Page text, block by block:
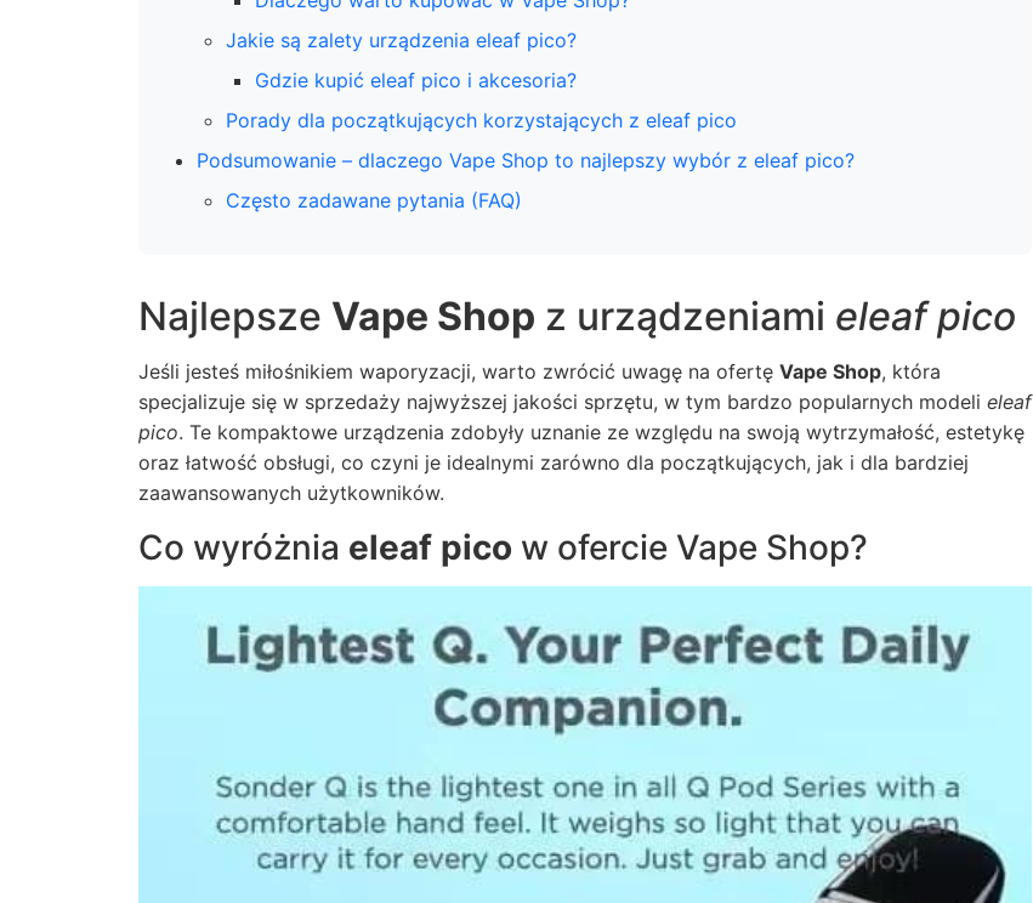
Jakie są zalety urządzenia eleaf pico?
Gdzie kupić eleaf pico i akcesoria?
Porady dla początkujących korzystających z eleaf pico
Podsumowanie – dlaczego Vape Shop to najlepszy wybór z eleaf pico?
Często zadawane pytania (FAQ)
Najlepsze Vape Shop z urządzeniami eleaf pico
Jeśli jesteś miłośnikiem waporyzacji, warto zwrócić uwagę na ofertę Vape Shop, która
specjalizuje się w sprzedaży najwyższej jakości sprzętu, w tym bardzo popularnych modeli eleaf
pico. Te kompaktowe urządzenia zdobyły uznanie ze względu na swoją wytrzymałość, estetykę
oraz łatwość obsługi, co czyni je idealnymi zarówno dla początkujących, jak i dla bardziej
zaawansowanych użytkowników.
Co wyróżnia eleaf pico w ofercie Vape Shop?